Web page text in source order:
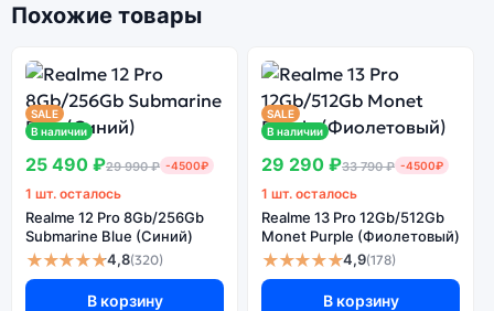
Похожие товары
SALE
В наличии
25 490 ₽29 990 ₽ -4500₽
1 шт. осталось
Realme 12 Pro 8Gb/256Gb
Submarine Blue (Синий)
★★★★★4,8(320)
В корзину
SALE
В наличии
29 290 ₽33 790 ₽ -4500₽
1 шт. осталось
Realme 13 Pro 12Gb/512Gb
Monet Purple (Фиолетовый)
★★★★★4,9(178)
В корзину